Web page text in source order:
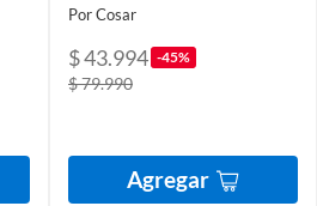
Por Cosar
$ 43.994 -45%
$ 79.990
Agregar